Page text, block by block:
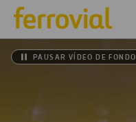
PAUSAR VÍDEO DE FONDO